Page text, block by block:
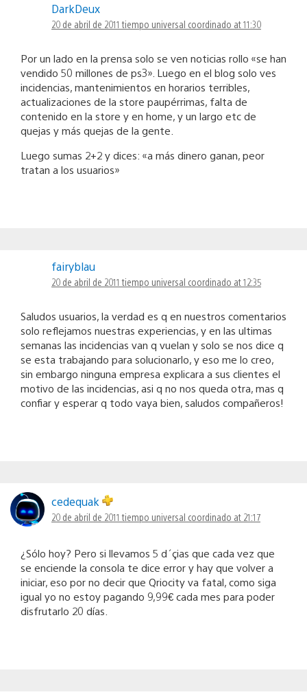
DarkDeux
20 de abril de 2011 tiempo universal coordinado at 11:30
Por un lado en la prensa solo se ven noticias rollo «se han
vendido 50 millones de ps3». Luego en el blog solo ves
incidencias, mantenimientos en horarios terribles,
actualizaciones de la store paupérrimas, falta de
contenido en la store y en home, y un largo etc de
quejas y más quejas de la gente.
Luego sumas 2+2 y dices: «a más dinero ganan, peor
tratan a los usuarios»
fairyblau
20 de abril de 2011 tiempo universal coordinado at 12:35
Saludos usuarios, la verdad es q en nuestros comentarios
solo reflejamos nuestras experiencias, y en las ultimas
semanas las incidencias van q vuelan y solo se nos dice q
se esta trabajando para solucionarlo, y eso me lo creo,
sin embargo ninguna empresa explicara a sus clientes el
motivo de las incidencias, asi q no nos queda otra, mas q
confiar y esperar q todo vaya bien, saludos compañeros!
cedequak
20 de abril de 2011 tiempo universal coordinado at 21:17
¿Sólo hoy? Pero si llevamos 5 d´çias que cada vez que
se enciende la consola te dice error y hay que volver a
iniciar, eso por no decir que Qriocity va fatal, como siga
igual yo no estoy pagando 9,99€ cada mes para poder
disfrutarlo 20 días.